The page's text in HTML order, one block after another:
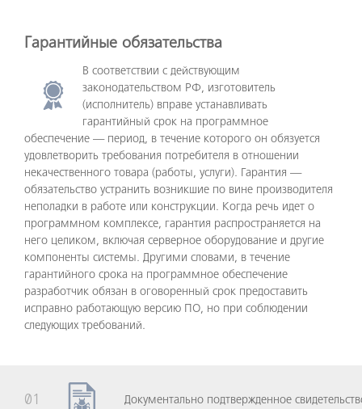
Гарантийные обязательства
В соответствии с действующим
законодательством РФ, изготовитель
(исполнитель) вправе устанавливать
гарантийный срок на программное
обеспечение — период, в течение которого он обязуется
удовлетворить требования потребителя в отношении
некачественного товара (работы, услуги). Гарантия —
обязательство устранить возникшие по вине производителя
неполадки в работе или конструкции. Когда речь идет о
программном комплексе, гарантия распространяется на
него целиком, включая серверное оборудование и другие
компоненты системы. Другими словами, в течение
гарантийного срока на программное обеспечение
разработчик обязан в оговоренный срок предоставить
исправно работающую версию ПО, но при соблюдении
следующих требований.
01 Документально подтвержденное